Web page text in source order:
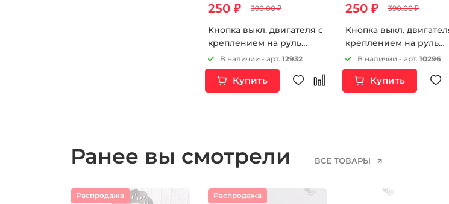
250 ₽ 390.00 ₽
Кнопка выкл. двигателя с
креплением на руль
круглая
В наличии - арт. 12932
Купить
250 ₽ 390.00 ₽
Кнопка выкл.
креплением на руль
квадратная
В наличии - арт. 10296
Купить
Ранее вы смотрели ВСЕ ТОВАРЫ
Распродажа Распродажа